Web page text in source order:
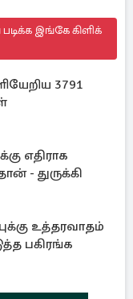
இங்கே கிளிக்
3791
எதிராக
- துருக்கி
உத்தரவாதம்
பகிரங்க